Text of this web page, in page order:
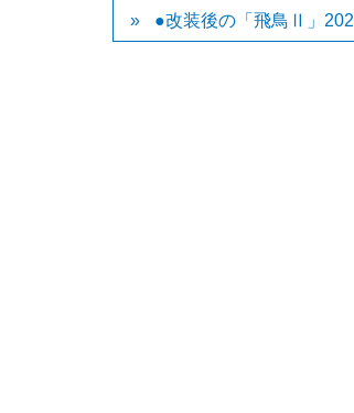
●改装後の「飛鳥Ⅱ」